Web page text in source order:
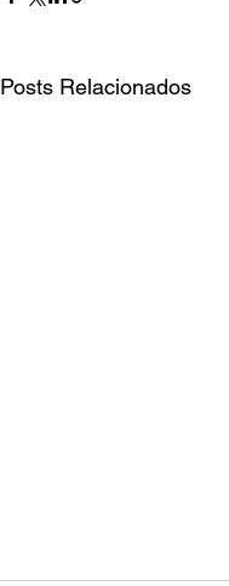
Posts Relacionados